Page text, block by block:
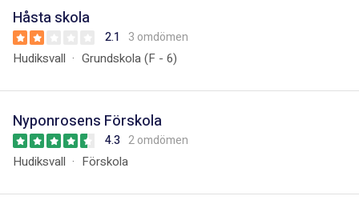
Håsta skola
2.1 3 omdömen
Hudiksvall Grundskola (F - 6)
Nyponrosens Förskola
4.3 2 omdömen
Hudiksvall Förskola